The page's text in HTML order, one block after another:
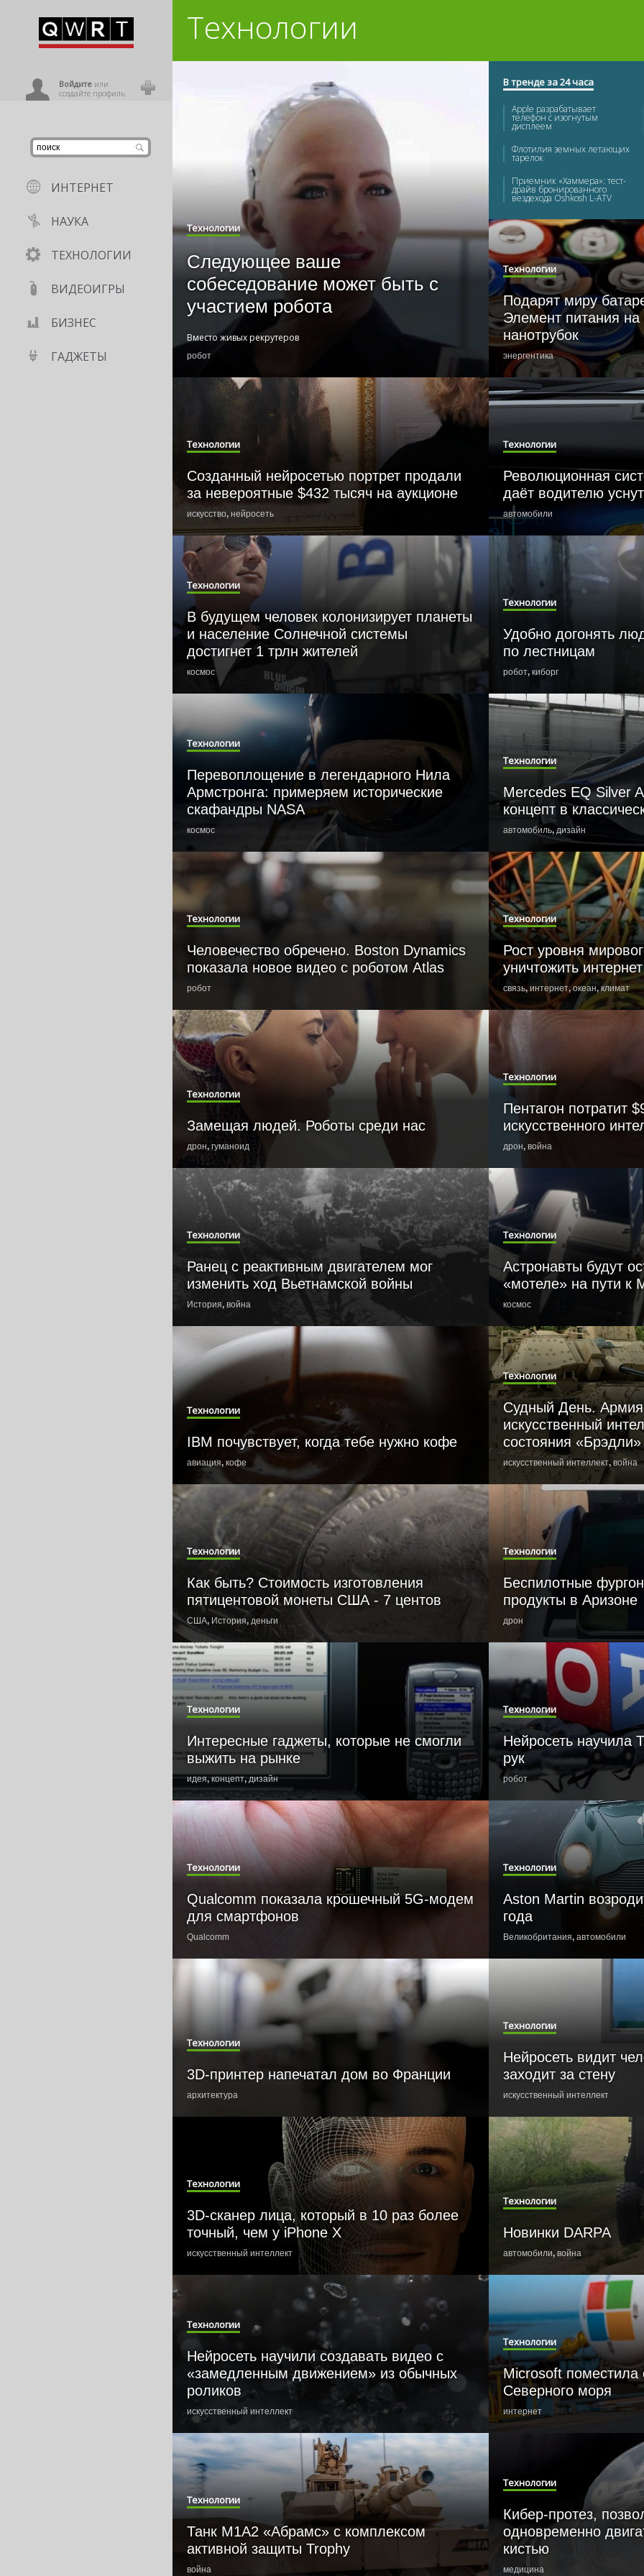
Войдитеили
создайте профиль
ИНТЕРНЕТ
НАУКА
ТЕХНОЛОГИИ
ВИДЕОИГРЫ
БИЗНЕС
ГАДЖЕТЫ
Технологии
Технологии
Следующее ваше
собеседование может быть с
участием робота
Вместо живых рекрутеров
робот
В тренде за 24 часа
Apple разрабатывает
телефон с изогнутым
дисплеем
Флотилия земных летающих
тарелок
Приемник «Хаммера»: тест-
драйв бронированного
вездехода Oshkosh L-ATV
FCC США тестирует
телефонную сеть будущего
10 головоломок, решив
которые, вы разбогатеете
9 попыток создания вечного
двигателя в истории науки
Возможности и перспективы
развития Google Glass
Создана Всемирная паутина
для роботов
Олимпийский огонь теперь
будет гореть и в космосе
Топ-10: самые важные
Технологии
Подарят миру
Элемент питания
нанотрубок
энергентика
Технологии
Созданный нейросетью портрет продали
за невероятные $432 тысяч на аукционе
искусство, нейросеть
Технологии
Революционная
даёт водителю
автомобили
Технологии
В будущем человек колонизирует планеты
и население Солнечной системы
достигнет 1 трлн жителей
космос
Технологии
Удобно догонять
по лестницам
робот, киборг
Технологии
Перевоплощение в легендарного Нила
Армстронга: примеряем исторические
скафандры NASA
космос
Технологии
Mercedes EQ Silver
концепт в
автомобиль, дизайн
Технологии
Человечество обречено. Boston Dynamics
показала новое видео с роботом Atlas
робот
Технологии
Рост уровня
уничтожить интернет
связь, интернет, океан,климат
Технологии
Замещая людей. Роботы среди нас
дрон, гуманоид
Технологии
Пентагон потратит
искусственного
дрон, война
Технологии
Ранец с реактивным двигателем мог
изменить ход Вьетнамской войны
История, война
Технологии
Астронавты будут
«мотеле» на пути к
космос
Технологии
IBM почувствует, когда тебе нужно кофе
авиация, кофе
Технологии
Судный День.
искусственный
состояния «Брэдли»
искусственный интеллект, война
Технологии
Как быть? Стоимость изготовления
пятицентовой монеты США - 7 центов
США, История, деньги
Технологии
Беспилотные
продукты в Аризоне
дрон
Технологии
Интересные гаджеты, которые не смогли
выжить на рынке
идея,концепт,дизайн
Технологии
Нейросеть научила
рук
робот
Технологии
Qualcomm показала крошечный 5G-модем
для смартфонов
Qualcomm
Технологии
Aston Martin
года
Великобритания, автомобили
Технологии
3D-принтер напечатал дом во Франции
архитектура
Технологии
Нейросеть видит
заходит за стену
искусственный интеллект
Технологии
3D-сканер лица, который в 10 раз более
точный, чем у iPhone X
искусственный интеллект
Технологии
Новинки DARPA
автомобили, война
Технологии
Нейросеть научили создавать видео с
«замедленным движением» из обычных
роликов
искусственный интеллект
Технологии
Microsoft поместила
Северного моря
интернет
Технологии
Танк M1A2 «Абрамс» с комплексом
активной защиты Trophy
война
Технологии
Кибер-протез,
одновременно
кистью
медицина